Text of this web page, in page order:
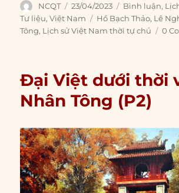
Author
NCQT
Posted
on
23/04/2023 Categories
Bình luận,
Tư liệu,Việt Nam Tags
Hồ Bạch Thảo, Lê
Tông, Lịch sử Việt Nam thời tự chủ 0
Đại Việt dưới thời
Nhân Tông (P2)